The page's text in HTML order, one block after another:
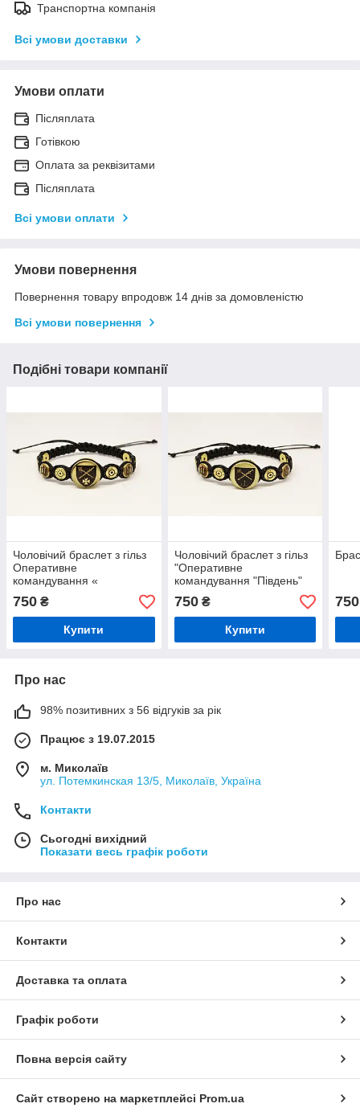
Транспортна компанія
Всі умови доставки
Умови оплати
Післяплата
Готівкою
Оплата за реквізитами
Післяплата
Всі умови оплати
Умови повернення
Повернення товару впродовж 14 днів за домовленістю
Всі умови повернення
Подібні товари компанії
Чоловічий браслет з гільз
Оперативне
командування «
Захід»(12,7; 7.62х39;
5.56х45)
750 ₴
Купити
Чоловічий браслет з гільз
"Оперативне
командування "Південь"
(12,7; 7.62х39; 5.56х45)
750₴
Купити
750
Про нас
98% позитивних з 56 відгуків за рік
Працює з 19.07.2015
м. Миколаїв
ул. Потемкинская 13/5, Миколаїв, Україна
Контакти
Сьогодні вихідний
Показати весь графік роботи
Про нас
Контакти
Доставка та оплата
Графік роботи
Повна версія сайту
Сайт створено на маркетплейсі Prom.ua